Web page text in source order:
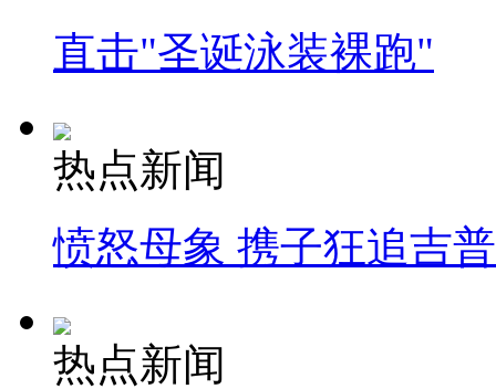
直击"圣诞泳装裸跑"
热点新闻
愤怒母象 携子狂追吉
热点新闻